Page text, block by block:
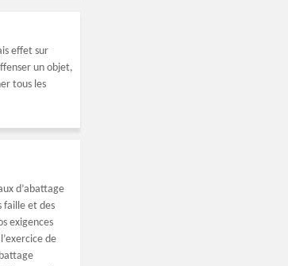
effet sur
un objet,
tous les
d’abattage
faille et des
exigences
de